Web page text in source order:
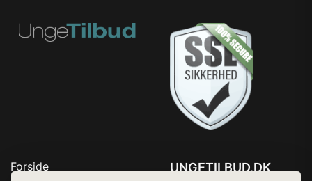
Forside
UNGETILBUD.DK